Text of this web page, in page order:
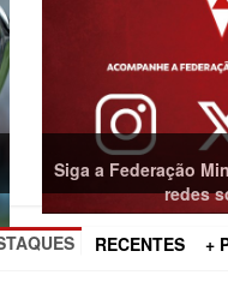
Siga a Federação
redes
+
RECENTES